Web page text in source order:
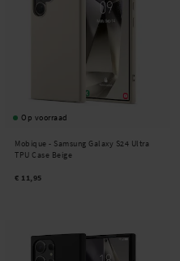
Op voorraad
Mobique - Samsung Galaxy S24 Ultra
TPU Case Beige
€ 11,95